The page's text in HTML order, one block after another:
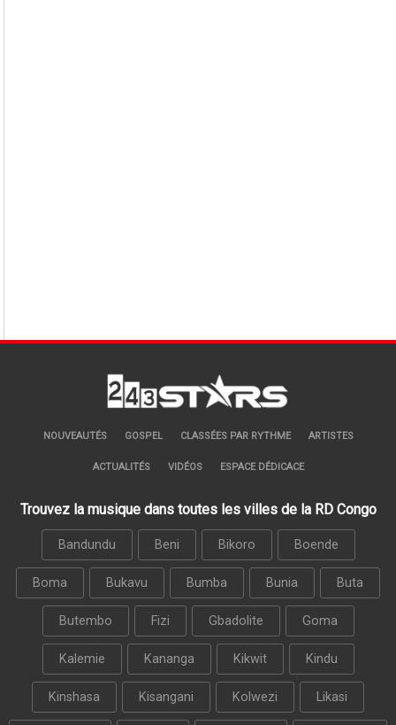
NOUVEAUTÉS GOSPEL CLASSÉES PAR RYTHME ARTISTES
ACTUALITÉS VIDÉOS ESPACE DÉDICACE
Trouvez la musique dans toutes les villes de la RD Congo
Bandundu Beni Bikoro Boende
Boma Bukavu Bumba Bunia Buta
Butembo Fizi Gbadolite Goma
Kalemie Kananga Kikwit Kindu
Kinshasa Kisangani Kolwezi Likasi